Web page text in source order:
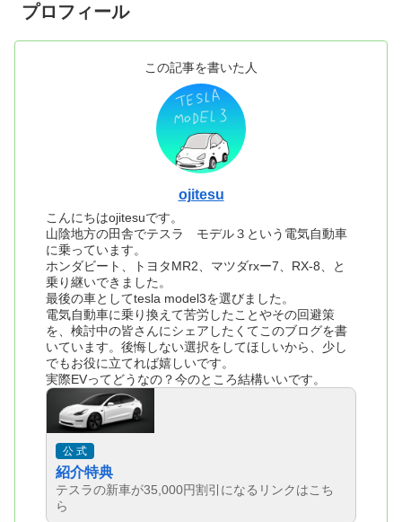
プロフィール
この記事を書いた人
ojitesu
こんにちはojitesuです。
山陰地方の田舎でテスラ モデル３という電気自動車
に乗っています。
ホンダビート、トヨタMR2、マツダrxー7、RX-8、と
乗り継いできました。
最後の車としてtesla model3を選びました。
電気自動車に乗り換えて苦労したことやその回避策
を、検討中の皆さんにシェアしたくてこのブログを書
いています。後悔しない選択をしてほしいから、少し
でもお役に立てれば嬉しいです。
実際EVってどうなの？今のところ結構いいです。
公 式
紹介特典
テスラの新車が35,000円割引になるリンクはこち
ら